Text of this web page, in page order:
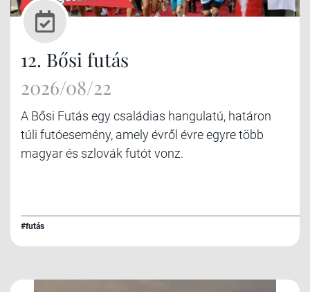
12. Bősi futás
2026/08/22
A Bősi Futás egy családias hangulatú, határon
túli futóesemény, amely évről évre egyre több
magyar és szlovák futót vonz.
#futás